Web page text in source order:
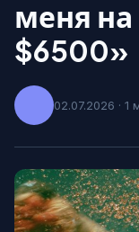
меня на
$6500»
02.07.2026 · 1